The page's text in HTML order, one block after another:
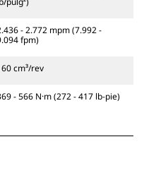
- 2.772 mpm (7.992 -
fpm)
cm³/rev
- 566 N·m (272 - 417 lb-pie)